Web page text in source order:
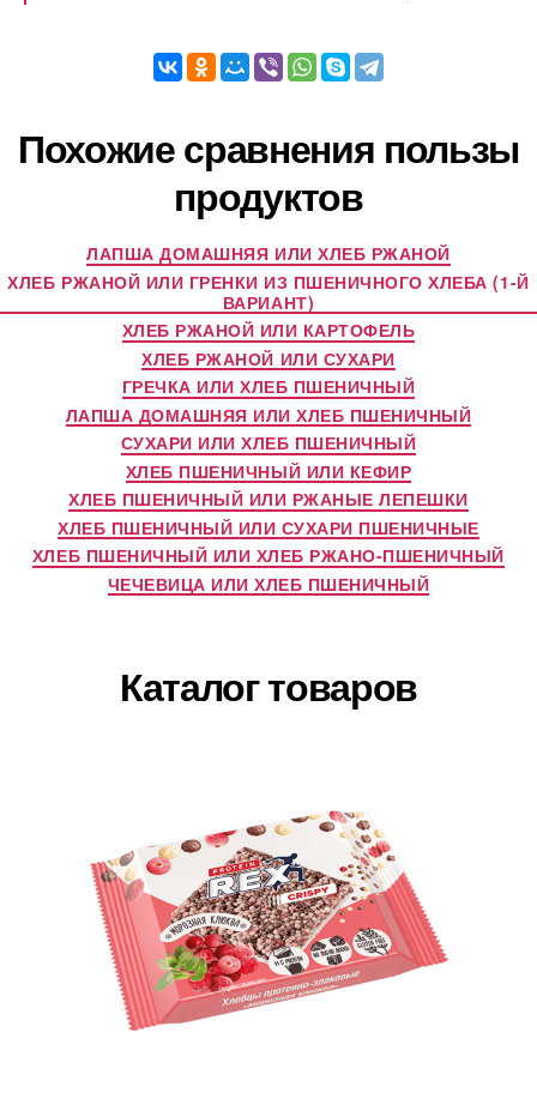
Похожие сравнения пользы
продуктов
ЛАПША ДОМАШНЯЯ ИЛИ ХЛЕБ РЖАНОЙ
ХЛЕБ РЖАНОЙ ИЛИ ГРЕНКИ ИЗ ПШЕНИЧНОГО ХЛЕБА (1-Й
ВАРИАНТ)
ХЛЕБ РЖАНОЙ ИЛИ КАРТОФЕЛЬ
ХЛЕБ РЖАНОЙ ИЛИ СУХАРИ
ГРЕЧКА ИЛИ ХЛЕБ ПШЕНИЧНЫЙ
ЛАПША ДОМАШНЯЯ ИЛИ ХЛЕБ ПШЕНИЧНЫЙ
СУХАРИ ИЛИ ХЛЕБ ПШЕНИЧНЫЙ
ХЛЕБ ПШЕНИЧНЫЙ ИЛИ КЕФИР
ХЛЕБ ПШЕНИЧНЫЙ ИЛИ РЖАНЫЕ ЛЕПЕШКИ
ХЛЕБ ПШЕНИЧНЫЙ ИЛИ СУХАРИ ПШЕНИЧНЫЕ
ХЛЕБ ПШЕНИЧНЫЙ ИЛИ ХЛЕБ РЖАНО-ПШЕНИЧНЫЙ
ЧЕЧЕВИЦА ИЛИ ХЛЕБ ПШЕНИЧНЫЙ
Каталог товаров